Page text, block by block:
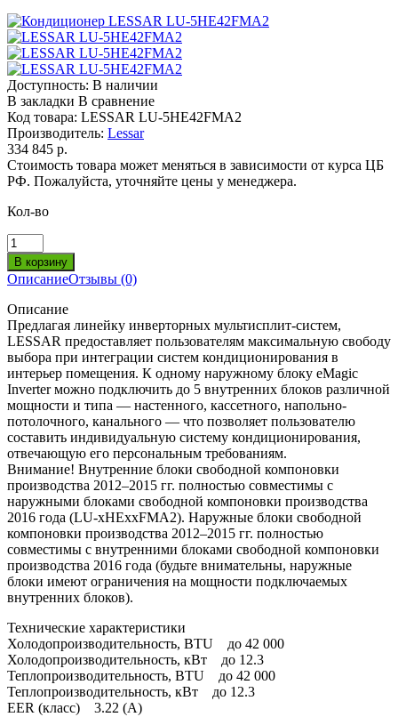
Доступность: В наличии
В закладки В сравнение
Код товара: LESSAR LU-5HE42FMA2
Производитель: Lessar
334 845 р.
Стоимость товара может меняться в зависимости от курса ЦБ
РФ. Пожалуйста, уточняйте цены у менеджера.
Кол-во
ОписаниеОтзывы (0)
Описание
Предлагая линейку инверторных мультисплит-систем,
LESSAR предоставляет пользователям максимальную свободу
выбора при интеграции систем кондиционирования в
интерьер помещения. К одному наружному блоку eMagic
Inverter можно подключить до 5 внутренних блоков различной
мощности и типа — настенного, кассетного, напольно-
потолочного, канального — что позволяет пользователю
составить индивидуальную систему кондиционирования,
отвечающую его персональным требованиям.
Внимание! Внутренние блоки свободной компоновки
производства 2012–2015 гг. полностью совместимы с
наружными блоками свободной компоновки производства
2016 года (LU-xHExxFMA2). Наружные блоки свободной
компоновки производства 2012–2015 гг. полностью
совместимы с внутренними блоками свободной компоновки
производства 2016 года (будьте внимательны, наружные
блоки имеют ограничения на мощности подключаемых
внутренних блоков).
Технические характеристики
Холодопроизводительность, BTU до 42 000
Холодопроизводительность, кВт до 12.3
Теплопроизводительность, BTU до 42 000
Теплопроизводительность, кВт до 12.3
EER (класс) 3.22 (A)